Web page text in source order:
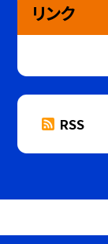
リンク
RSS